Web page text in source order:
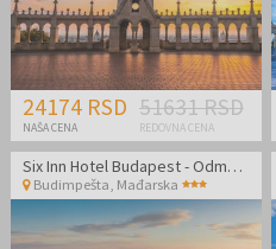
24174 RSD
NAŠA CENA
51631 RSD
REDOVNA CENA
Six Inn Hotel Budapest - Odmor u prijatnom ambijentu u centru Budimpešte!
Budimpešta Mađarska